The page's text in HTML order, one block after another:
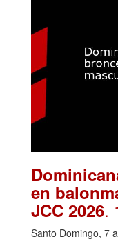
en
JCC 2026.
Santo Domingo, 7